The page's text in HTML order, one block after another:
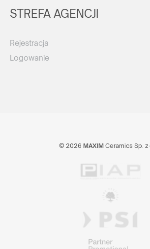
STREFA AGENCJI
Rejestracja
Logowanie
© 2026 MAXIMCeramics Sp. z